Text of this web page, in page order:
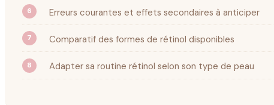
Erreurs courantes et effets secondaires à anticiper
Comparatif des formes de rétinol disponibles
Adapter sa routine rétinol selon son type de peau